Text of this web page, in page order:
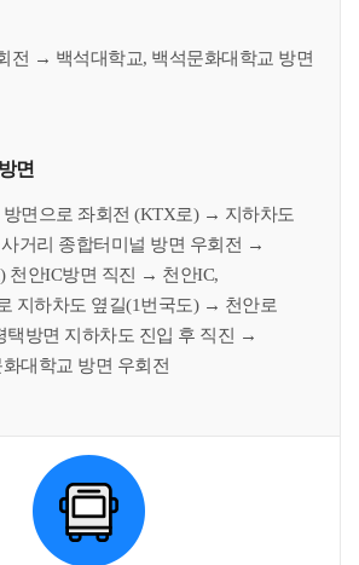
전 → 백석대학교, 백석문화대학교 방면
면
방면으로 좌회전 (KTX로) → 지하차도
거리 종합터미널 방면 우회전 →
천안IC방면 직진 → 천안IC,
지하차도 옆길(1번국도) → 천안로
방면 지하차도 진입 후 직진 →
대학교 방면 우회전